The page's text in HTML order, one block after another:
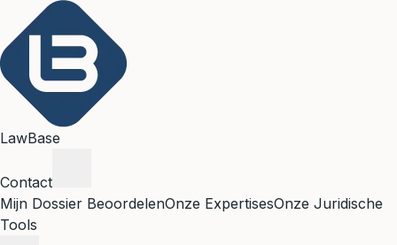
LawBase
Contact
Mijn Dossier BeoordelenOnze ExpertisesOnze Juridische
Tools